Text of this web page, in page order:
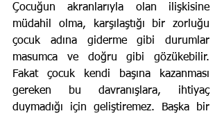
Çocuğun akranlarıyla olan ilişkisine
müdahil olma, karşılaştığı bir zorluğu
çocuk adına giderme gibi durumlar
masumca ve doğru gibi gözükebilir.
Fakat çocuk kendi başına kazanması
gereken bu davranışlara, ihtiyaç
duymadığı için geliştiremez. Başka bir